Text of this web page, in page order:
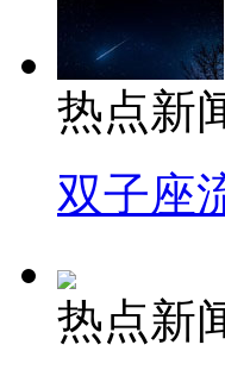
热点新
双子座
热点新